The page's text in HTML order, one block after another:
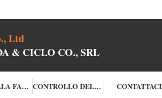
Ltd
& CICLO CO., SRL
VISITA DELLA FABBRICA CONTROLLO DELLA QUALITÀ CONTATTACI